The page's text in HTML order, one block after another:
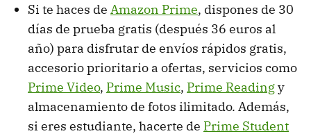
Si te haces de Amazon Prime, dispones de 30
días de prueba gratis (después 36 euros al
año) para disfrutar de envíos rápidos gratis,
accesorio prioritario a ofertas, servicios como
Prime Video, Prime Music, Prime Readingy
almacenamiento de fotos ilimitado. Además,
si eres estudiante, hacerte de Prime Student